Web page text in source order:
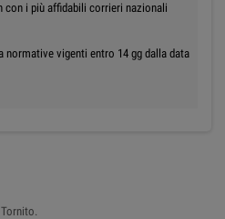
con i più affidabili corrieri nazionali
normative vigenti entro 14 gg dalla data